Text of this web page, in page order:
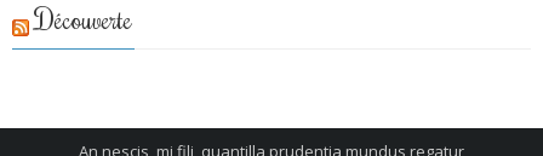
Découverte
An nescis, mi fili, quantilla prudentia mundus regatur